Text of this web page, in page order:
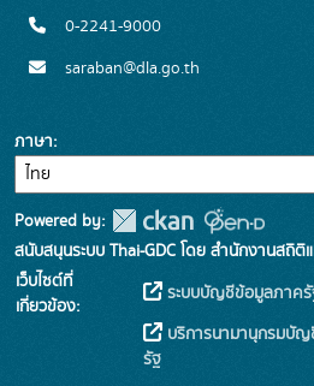
0-2241-9000
saraban@dla.go.th
ภาษา
Powered by:
สนับสนุนระบบ Thai-GDC โดย สำนักงานสถิติ
เว็บไซต์ที่
เกี่ยวข้อง:
ระบบบัญชีข้อมูลภาค
บริการนามานุกรมบั
รัฐ